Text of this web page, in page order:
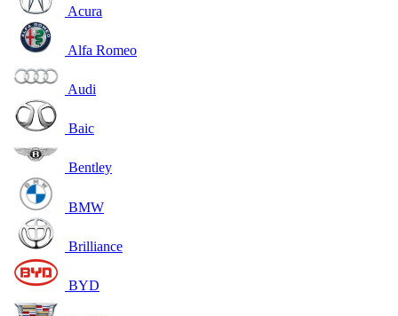
Acura
Alfa Romeo
Audi
Baic
Bentley
BMW
Brilliance
BYD